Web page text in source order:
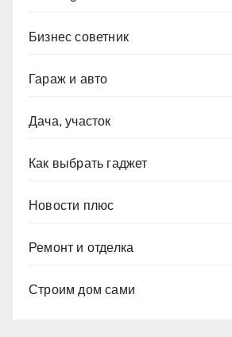
Бизнес советник
Гараж и авто
Дача, участок
Как выбрать гаджет
Новости плюс
Ремонт и отделка
Строим дом сами